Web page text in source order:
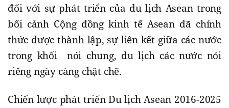
đối với sự phát triển của du lịch Asean trong
bối cảnh Cộng đồng kinh tế Asean đã chính
thức được thành lập, sự liên kết giữa các nước
trong khối nói chung, du lịch các nước nói
riêng ngày càng chặt chẽ.
Chiến lược phát triển Du lịch Asean 2016-2025